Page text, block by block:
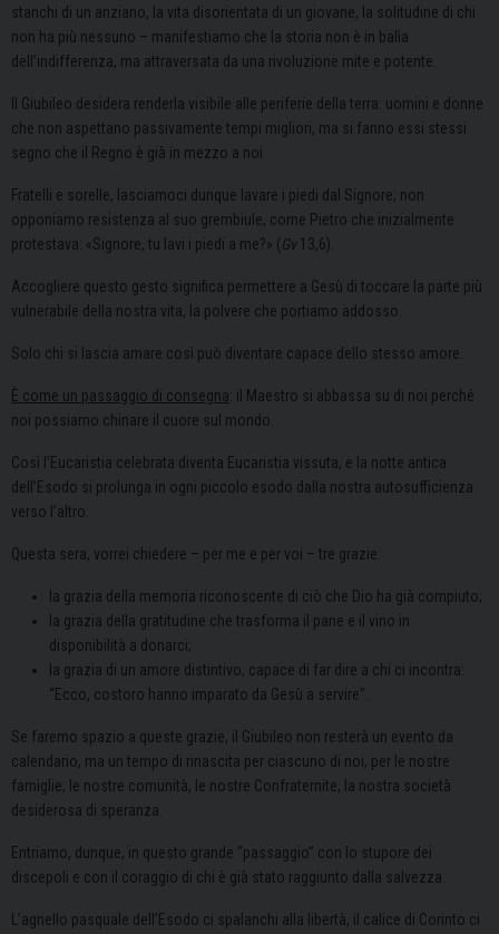
stanchi di un anziano, la vita disorientata di un giovane, la solitudine di chi
non ha più nessuno – manifestiamo che la storia non è in balìa
dell’indifferenza, ma attraversata da una rivoluzione mite e potente.
Il Giubileo desidera renderla visibile alle periferie della terra: uomini e donne
che non aspettano passivamente tempi migliori, ma si fanno essi stessi
segno che il Regno è già in mezzo a noi.
Fratelli e sorelle, lasciamoci dunque lavare i piedi dal Signore; non
opponiamo resistenza al suo grembiule, come Pietro che inizialmente
protestava: «Signore, tu lavi i piedi a me?» (Gv13,6).
Accogliere questo gesto significa permettere a Gesù di toccare la parte più
vulnerabile della nostra vita, la polvere che portiamo addosso.
Solo chi si lascia amare così può diventare capace dello stesso amore.
È come un passaggio di consegna: il Maestro si abbassa su di noi perché
noi possiamo chinare il cuore sul mondo.
Così l’Eucaristia celebrata diventa Eucaristia vissuta, e la notte antica
dell’Esodo si prolunga in ogni piccolo esodo dalla nostra autosufficienza
verso l’altro.
Questa sera, vorrei chiedere – per me e per voi – tre grazie:
la grazia della memoria riconoscente di ciò che Dio ha già compiuto;
la grazia della gratitudine che trasforma il pane e il vino in
disponibilità a donarci;
la grazia di un amore distintivo, capace di far dire a chi ci incontra:
“Ecco, costoro hanno imparato da Gesù a servire”.
Se faremo spazio a queste grazie, il Giubileo non resterà un evento da
calendario, ma un tempo di rinascita per ciascuno di noi, per le nostre
famiglie, le nostre comunità, le nostre Confraternite, la nostra società
desiderosa di speranza.
Entriamo, dunque, in questo grande “passaggio” con lo stupore dei
discepoli e con il coraggio di chi è già stato raggiunto dalla salvezza.
L’agnello pasquale dell’Esodo ci spalanchi alla libertà, il calice di Corinto ci